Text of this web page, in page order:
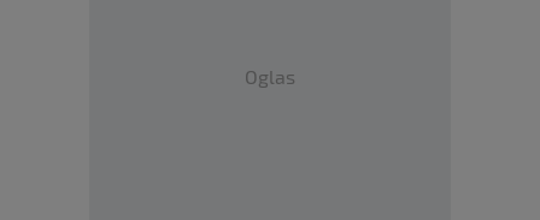
Oglas